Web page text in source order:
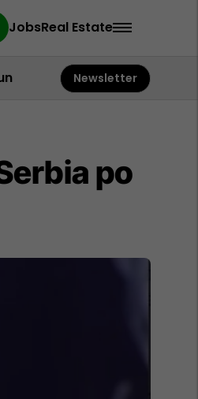
JobsReal Estate
Newsletter
po